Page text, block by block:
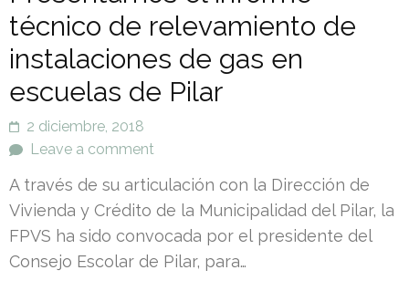
técnico de relevamiento de
instalaciones de gas en
escuelas de Pilar
2 diciembre, 2018
Leave a comment
A través de su articulación con la Dirección de
Vivienda y Crédito de la Municipalidad del Pilar, la
FPVS ha sido convocada por el presidente del
Consejo Escolar de Pilar, para…